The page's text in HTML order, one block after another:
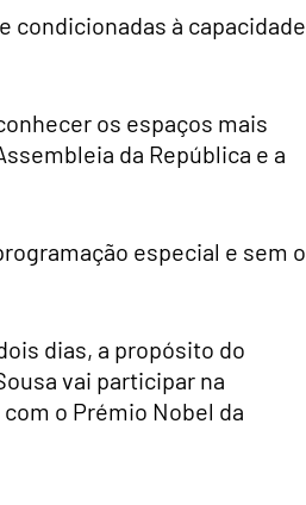
condicionadas à capacidade
os espaços mais
da República e a
especial e sem o
dias, a propósito do
vai participar na
o Prémio Nobel da